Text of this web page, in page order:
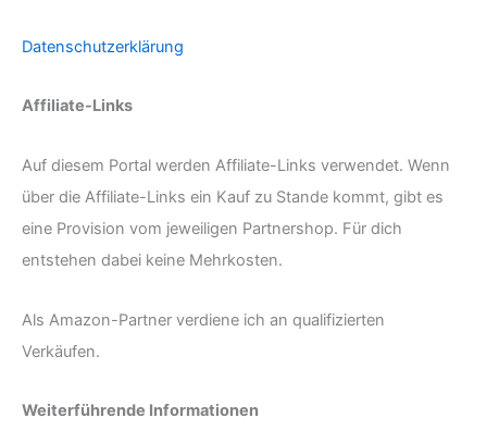
Datenschutzerklärung
Affiliate-Links
Auf diesem Portal werden Affiliate-Links verwendet. Wenn
über die Affiliate-Links ein Kauf zu Stande kommt, gibt es
eine Provision vom jeweiligen Partnershop. Für dich
entstehen dabei keine Mehrkosten.
Als Amazon-Partner verdiene ich an qualifizierten
Verkäufen.
Weiterführende Informationen